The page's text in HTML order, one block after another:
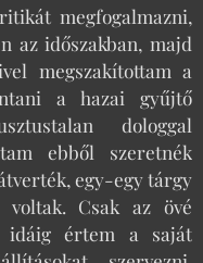
megfogalmazni,
az időszakban, majd
megszakítottam a
a hazai gyűjtő
dologgal
ebből szeretnék
egy-egy tárgy
voltak. Csak az övé
idáig értem a saját